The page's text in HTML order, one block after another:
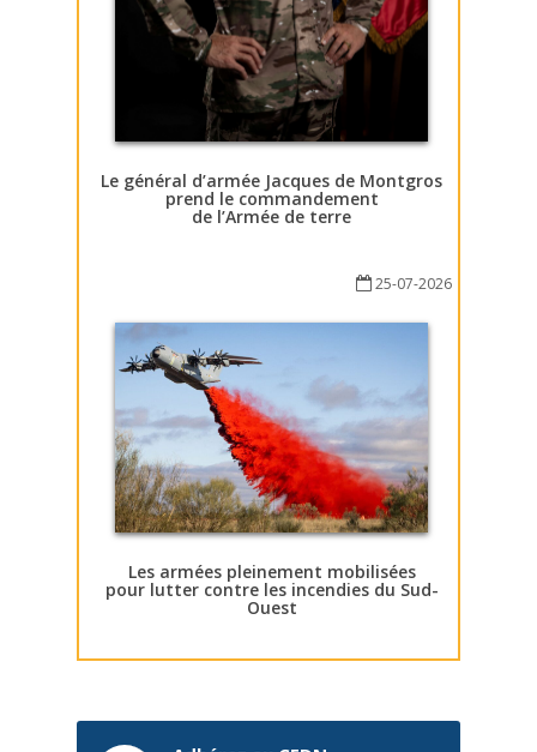
Le général d’armée Jacques de Montgros
prend le commandement
de l’Armée de terre
25-07-2026
Les armées pleinement mobilisées
pour lutter contre les incendies du Sud-
Ouest